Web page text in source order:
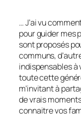
…J’ai vu
pour guider mes
sont proposés
communs,
indispensables à
toute cette
m’invitant à
de vrais
connaitre vos